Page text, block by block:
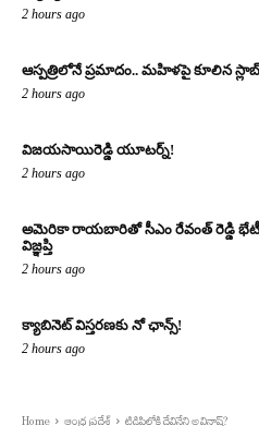
2 hours ago
ఆస్పత్రిలోనే ప్రమాదం.. మహిళపై కూలిన
2 hours ago
విజయసాయిరెడ్డి యూటర్న్!
2 hours ago
అమెరికా రాయబారితో సీఎం రేవంత్ రెడ్డి
విజ్ఞప్తి
2 hours ago
క్యాబినెట్ విస్తరణకు నో ఛాన్స్!
2 hours ago